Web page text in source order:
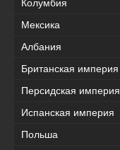
Колумбия
Мексика
Албания
Британская империя
Персидская империя
Испанская империя
Польша